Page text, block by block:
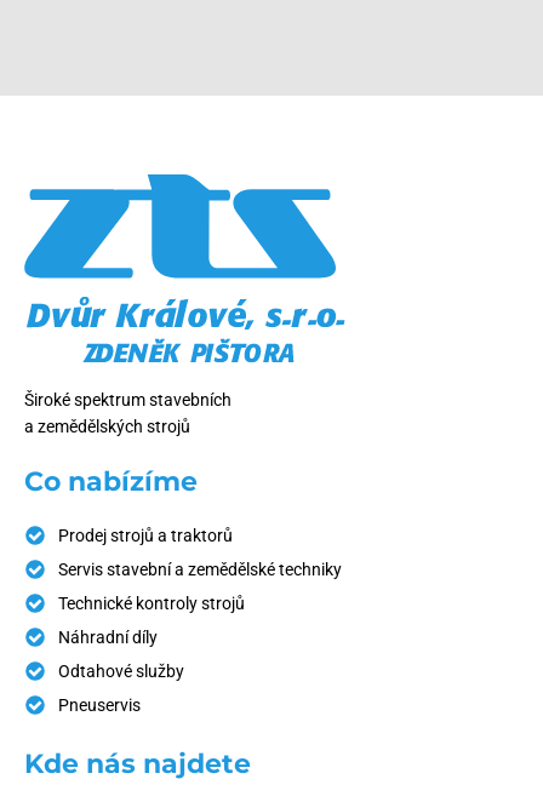
Široké spektrum stavebních
a zemědělských strojů
Co nabízíme
Prodej strojů a traktorů
Servis stavební a zemědělské techniky
Technické kontroly strojů
Náhradní díly
Odtahové služby
Pneuservis
Kde nás najdete